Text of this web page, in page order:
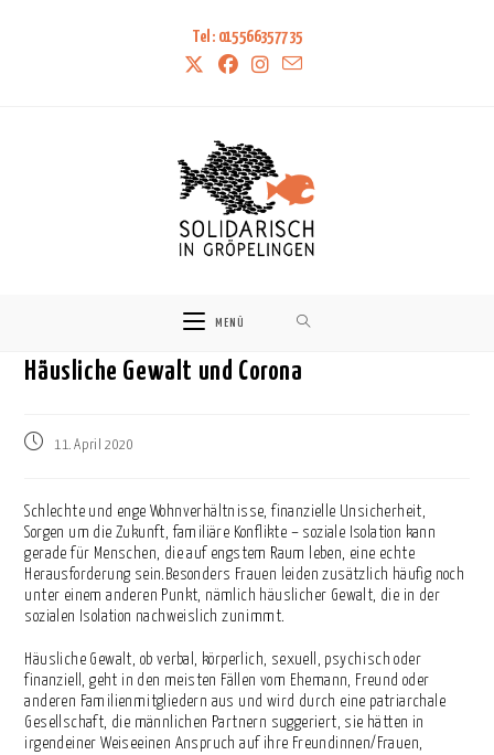
Tel: 015566357735
MENÜ
Häusliche Gewalt und Corona
Beitrag11. April 2020
Schlechte und enge Wohnverhältnisse, finanzielle Unsicherheit,
Sorgen um die Zukunft, familiäre Konflikte – soziale Isolation kann
gerade für Menschen, die auf engstem Raum leben, eine echte
Herausforderung sein.Besonders Frauen leiden zusätzlich häufig noch
unter einem anderen Punkt, nämlich häuslicher Gewalt, die in der
sozialen Isolation nachweislich zunimmt.
Häusliche Gewalt, ob verbal, körperlich, sexuell, psychisch oder
finanziell, geht in den meisten Fällen vom Ehemann, Freund oder
anderen Familienmitgliedern aus und wird durch eine patriarchale
Gesellschaft, die männlichen Partnern suggeriert, sie hätten in
irgendeiner Weiseeinen Anspruch auf ihre Freundinnen/Frauen,